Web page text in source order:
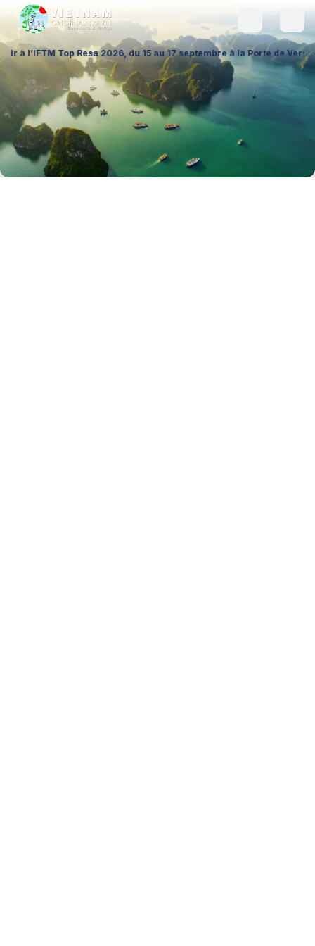
Resa 2026, du 15 au 17 septembre à la Porte de Versailles (Hall